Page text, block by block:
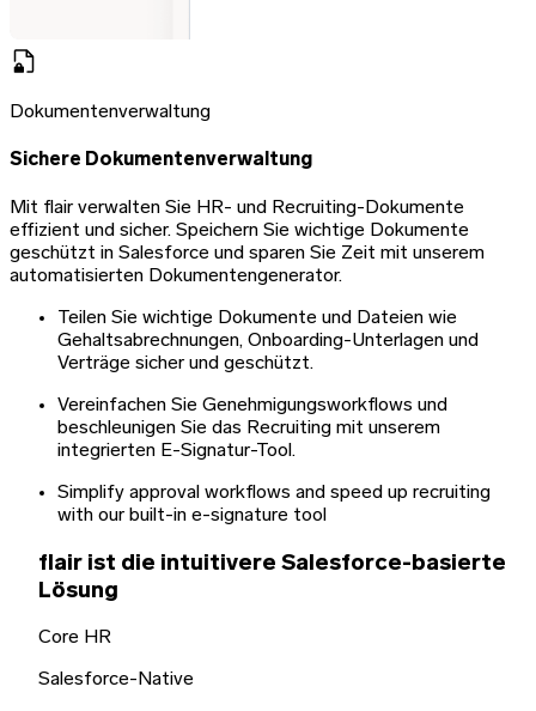
Dokumentenverwaltung
Sichere Dokumentenverwaltung
Mit flair verwalten Sie HR- und Recruiting-Dokumente
effizient und sicher. Speichern Sie wichtige Dokumente
geschützt in Salesforce und sparen Sie Zeit mit unserem
automatisierten Dokumentengenerator.
Teilen Sie wichtige Dokumente und Dateien wie
Gehaltsabrechnungen, Onboarding-Unterlagen und
Verträge sicher und geschützt.
Vereinfachen Sie Genehmigungsworkflows und
beschleunigen Sie das Recruiting mit unserem
integrierten E-Signatur-Tool.
Simplify approval workflows and speed up recruiting
with our built-in e-signature tool
flair ist die intuitivere Salesforce-basierte
Lösung
Core HR
Salesforce-Native